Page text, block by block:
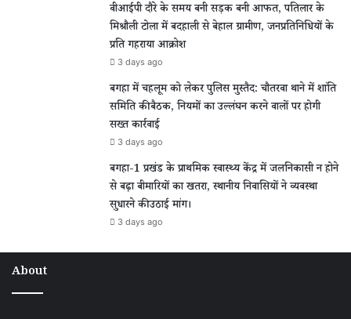
वीआईपी दौरे के समय बनी सड़क बनी आफत, पतिलार के
मिश्रौली टोला में बदहाली से बेहाल ग्रामीण, जनप्रतिनिधियों के
प्रति गहराया आक्रोश
3 days ago
बगहा में चहलूम को लेकर पुलिस मुस्तैद: चौतरवा थाने में शांति
समिति की बैठक, नियमों का उल्लंघन करने वालों पर होगी
सख्त कार्रवाई
3 days ago
बगहा-1 प्रखंड के प्राथमिक स्वास्थ्य केंद्र में जलनिकासी न होने
से बढ़ा बीमारियों का खतरा, स्थानीय निवासियों ने व्यवस्था
सुधारने की उठाई मांग।
3 days ago
About